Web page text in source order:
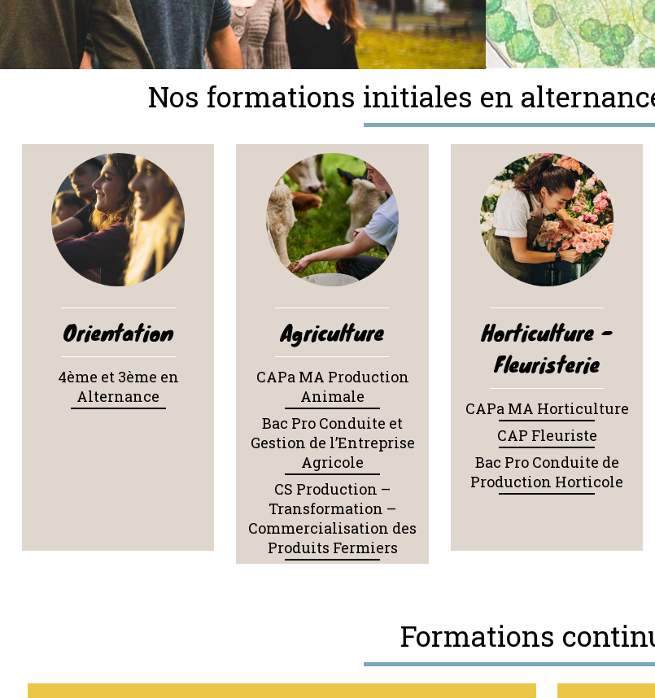
Nos formations initiales en
Orientation
4ème et 3ème en
Alternance
Agriculture
CAPa MA Production
Animale
Bac Pro Conduite et
Gestion de l’Entreprise
Agricole
CS Production –
Transformation –
Commercialisation des
Produits Fermiers
Horticulture -
Fleuristerie
CAPa MA Horticulture
CAP Fleuriste
Bac Pro Conduite de
Production Horticole
Formations